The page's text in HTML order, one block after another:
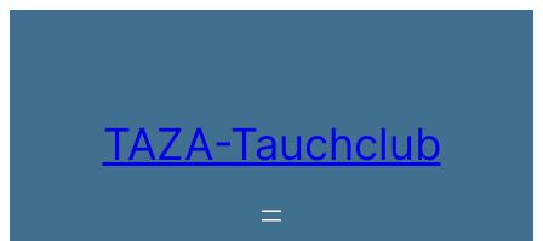
TAZA-Tauchclub